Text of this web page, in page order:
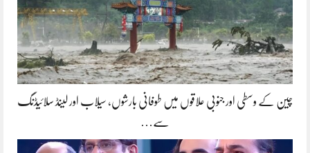
چین کے وسطی اور جنوبی علاقوں میں طوفانی بارشوں، سیلاب اور لینڈ سلائیڈنگ
سے…